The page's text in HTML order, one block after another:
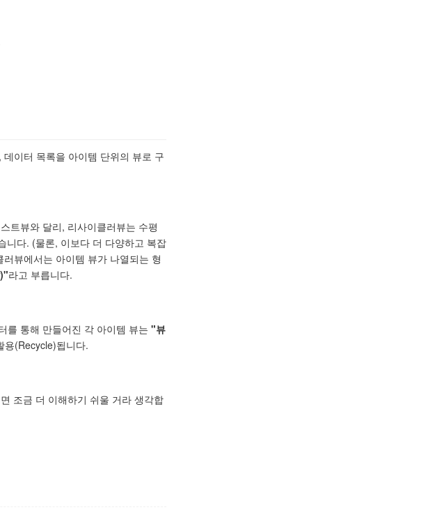
이터 목록을 아이템 단위의 뷰로 구
트뷰와 달리, 리사이클러뷰는 수평
니다. (물론, 이보다 더 다양하고 복잡
뷰에서는 아이템 뷰가 나열되는 형
라고 부릅니다.
를 통해 만들어진 각 아이템 뷰는 "뷰
용(Recycle)됩니다.
조금 더 이해하기 쉬울 거라 생각합